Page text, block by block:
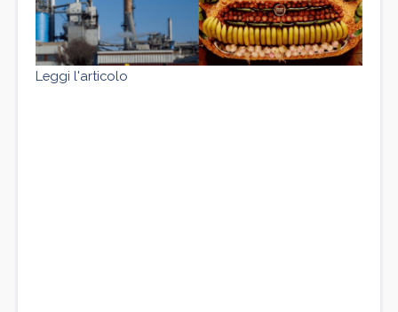
Leggi l'articolo